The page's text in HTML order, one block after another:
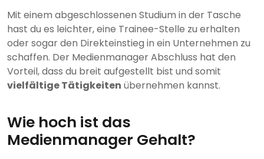
Mit einem abgeschlossenen Studium in der Tasche
hast du es leichter, eine Trainee-Stelle zu erhalten
oder sogar den Direkteinstieg in ein Unternehmen zu
schaffen. Der Medienmanager Abschluss hat den
Vorteil, dass du breit aufgestellt bist und somit
vielfältige Tätigkeiten übernehmen kannst.
Wie hoch ist das
Medienmanager Gehalt?